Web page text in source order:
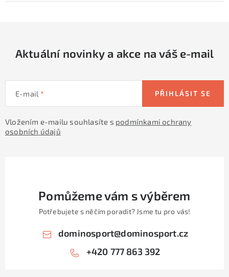
Aktuální novinky a akce na váš e-mail
E-mail
Vložením e-mailu souhlasíte s podmínkami ochrany
osobních údajů
PŘIHLÁSIT SE
Pomůžeme vám s výběrem
Potřebujete s něčím poradit? Jsme tu pro vás!
dominosport@dominosport.cz
+420 777 863 392